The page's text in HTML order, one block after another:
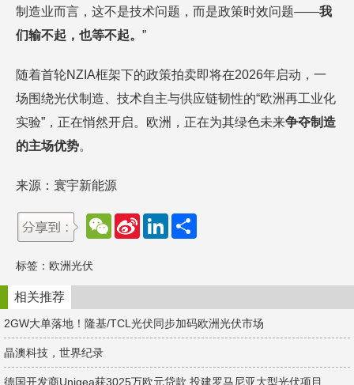
制造业而言，这不是技术问题，而是政策时效问题——我
们输不起，也等不起。 ”
随着首轮NZIA框架下的政策拍卖即将在2026年启动，一
场围绕光伏制造、技术自主与供应链韧性的“欧洲再工业化
实验”，正在悄然开启。欧洲，正在为其绿色未来争夺制造
的主场优势。
来源：寰宇新能源
W
e
t
S
e
b
o
L
d
n
标签： 欧洲光伏
相关推荐
2GW大单落地！隆基/TCL光伏同步加码欧洲光伏市场
晶澳科技，世界纪录
德国开发商Unigea获3025万欧元贷款 投建罗马尼亚大型光伏项目